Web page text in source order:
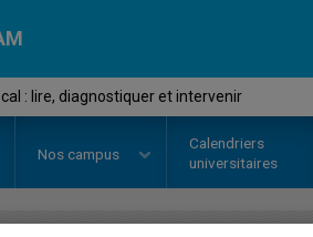
: lire, diagnostiquer et intervenir
Nos campus
Calendriers
universitaires